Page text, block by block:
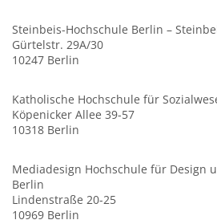
Steinbeis-Hochschule Berlin –
Gürtelstr. 29A/30
10247 Berlin
Katholische Hochschule für
Köpenicker Allee 39-57
10318 Berlin
Mediadesign Hochschule für Design
Berlin
Lindenstraße 20-25
10969 Berlin